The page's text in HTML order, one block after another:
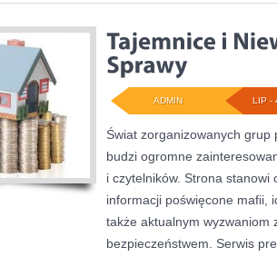
LIP -
ADMIN
Świat zorganizowanych grup
budzi ogromne
i czytelników. Strona stanowi
informacji poświęcone mafii,
także aktualnym wyzwaniom
bezpieczeństwem. Serwis